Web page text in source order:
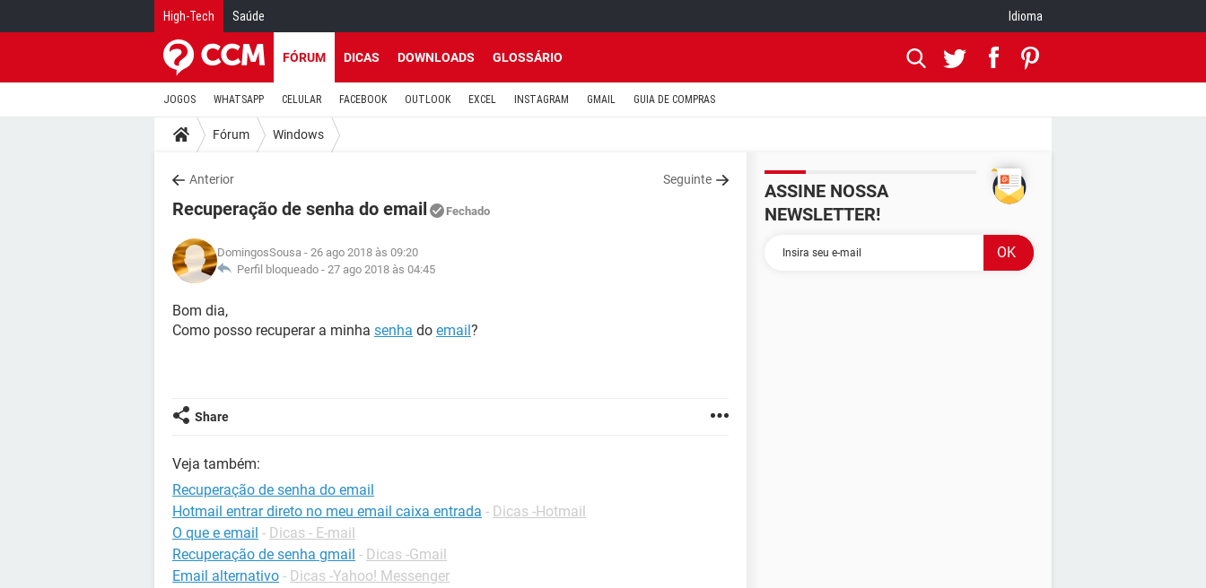
High-Tech Saúde Idioma
FÓRUM DICAS DOWNLOADS GLOSSÁRIO
JOGOS WHATSAPP CELULAR FACEBOOK OUTLOOK EXCEL INSTAGRAM GMAIL GUIA DE COMPRAS
Fórum Windows
Anterior Seguinte
Recuperação de senha do email Fechado
DomingosSousa - 26 ago 2018 às 09:20
Perfil bloqueado - 27 ago 2018 às 04:45
Bom dia,
Como posso recuperar a minha senha do email?
Share
Veja também:
Recuperação de senha do email
Hotmail entrar direto no meu email caixa entrada - Dicas -Hotmail
O que e email - Dicas - E-mail
Recuperação de senha gmail - Dicas -Gmail
Email alternativo - Dicas -Yahoo! Messenger
ASSINE NOSSA
NEWSLETTER!